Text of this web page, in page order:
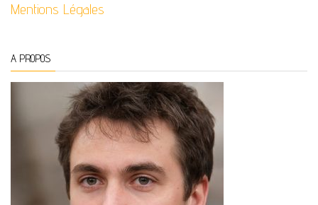
Mentions Légales
A PROPOS